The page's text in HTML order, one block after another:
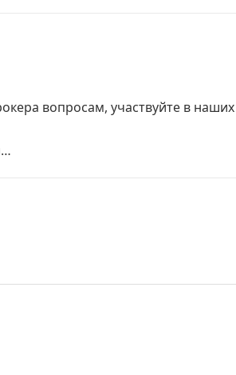
вопросам, участвуйте в наших